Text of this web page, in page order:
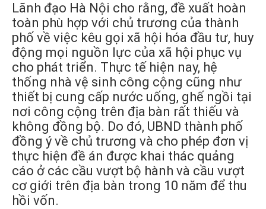
Lãnh đạo Hà Nội cho rằng, đề xuất hoàn
toàn phù hợp với chủ trương của thành
phố về việc kêu gọi xã hội hóa đầu tư, huy
động mọi nguồn lực của xã hội phục vụ
cho phát triển. Thực tế hiện nay, hệ
thống nhà vệ sinh công cộng cũng như
thiết bị cung cấp nước uống, ghế ngồi tại
nơi công cộng trên địa bàn rất thiếu và
không đồng bộ. Do đó, UBND thành phố
đồng ý về chủ trương và cho phép đơn vị
thực hiện đề án được khai thác quảng
cáo ở các cầu vượt bộ hành và cầu vượt
cơ giới trên địa bàn trong 10 năm để thu
hồi vốn.